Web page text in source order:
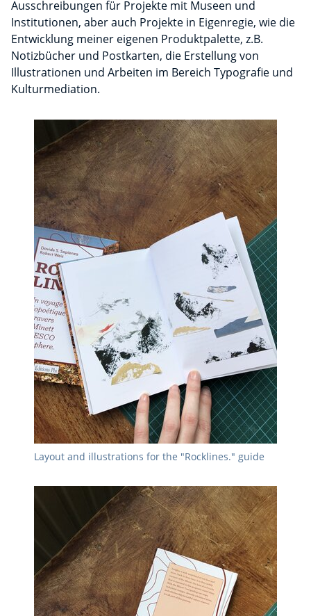
Ausschreibungen für Projekte mit Museen und
Institutionen, aber auch Projekte in Eigenregie, wie die
Entwicklung meiner eigenen Produktpalette, z.B.
Notizbücher und Postkarten, die Erstellung von
Illustrationen und Arbeiten im Bereich Typografie und
Kulturmediation.
Layout and illustrations for the "Rocklines." guide